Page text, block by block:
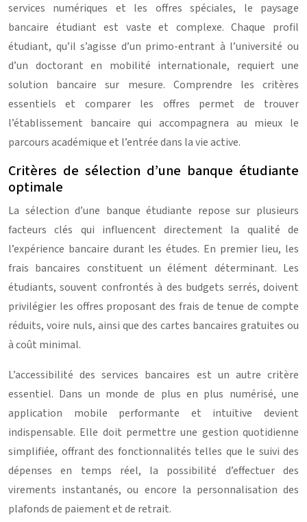
services numériques et les offres spéciales, le paysage
bancaire étudiant est vaste et complexe. Chaque profil
étudiant, qu’il s’agisse d’un primo-entrant à l’université ou
d’un doctorant en mobilité internationale, requiert une
solution bancaire sur mesure. Comprendre les critères
essentiels et comparer les offres permet de trouver
l’établissement bancaire qui accompagnera au mieux le
parcours académique et l’entrée dans la vie active.
Critères de sélection d’une banque étudiante
optimale
La sélection d’une banque étudiante repose sur plusieurs
facteurs clés qui influencent directement la qualité de
l’expérience bancaire durant les études. En premier lieu, les
frais bancaires constituent un élément déterminant. Les
étudiants, souvent confrontés à des budgets serrés, doivent
privilégier les offres proposant des frais de tenue de compte
réduits, voire nuls, ainsi que des cartes bancaires gratuites ou
à coût minimal.
L’accessibilité des services bancaires est un autre critère
essentiel. Dans un monde de plus en plus numérisé, une
application mobile performante et intuitive devient
indispensable. Elle doit permettre une gestion quotidienne
simplifiée, offrant des fonctionnalités telles que le suivi des
dépenses en temps réel, la possibilité d’effectuer des
virements instantanés, ou encore la personnalisation des
plafonds de paiement et de retrait.